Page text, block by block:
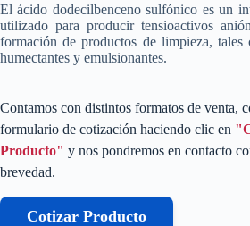
El ácido dodecilbenceno sulfónico es un
utilizado para producir tensioactivos
formación de productos de limpieza, tales
humectantes y emulsionantes.
Contamos con distintos formatos de venta,
formulario de cotización haciendo clic en
Producto" y nos pondremos en contacto
brevedad.
Cotizar Producto